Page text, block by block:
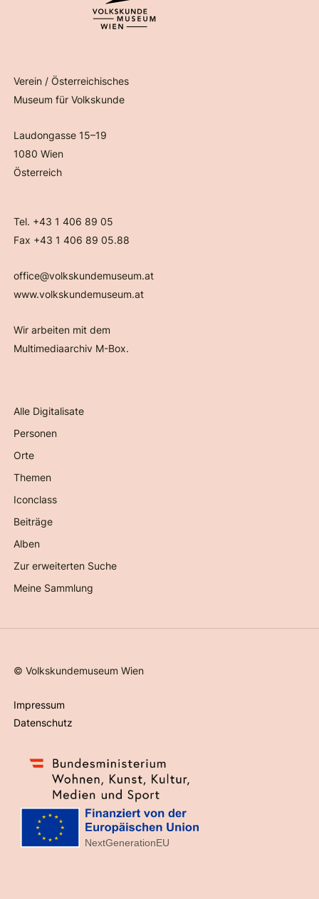
Verein / Österreichisches
Museum für Volkskunde
Laudongasse 15–19
1080 Wien
Österreich
Tel. +43 1 406 89 05
Fax +43 1 406 89 05.88
office@volkskundemuseum.at
www.volkskundemuseum.at
Wir arbeiten mit dem
Multimediaarchiv M-Box.
Alle Digitalisate
Personen
Orte
Themen
Iconclass
Beiträge
Alben
Zur erweiterten Suche
Meine Sammlung
©Volkskundemuseum Wien
Impressum
Datenschutz